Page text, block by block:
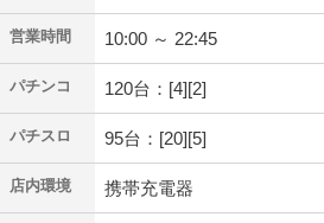
営業時間 10:00 ～ 22:45
パチンコ 120台：[4][2]
パチスロ 95台：[20][5]
店内環境 携帯充電器